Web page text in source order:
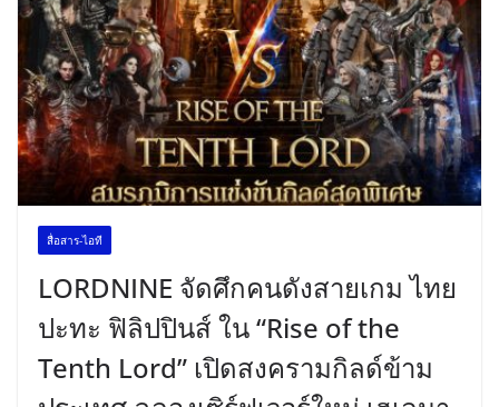
สื่อสาร-ไอที
LORDNINE จัดศึกคนดังสายเกม ไทย
ปะทะ ฟิลิปปินส์ ใน “Rise of the
Tenth Lord” เปิดสงครามกิลด์ข้าม